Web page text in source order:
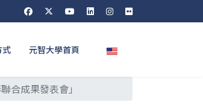
式 元智大學首頁 選擇你的語言
合成果發表會」